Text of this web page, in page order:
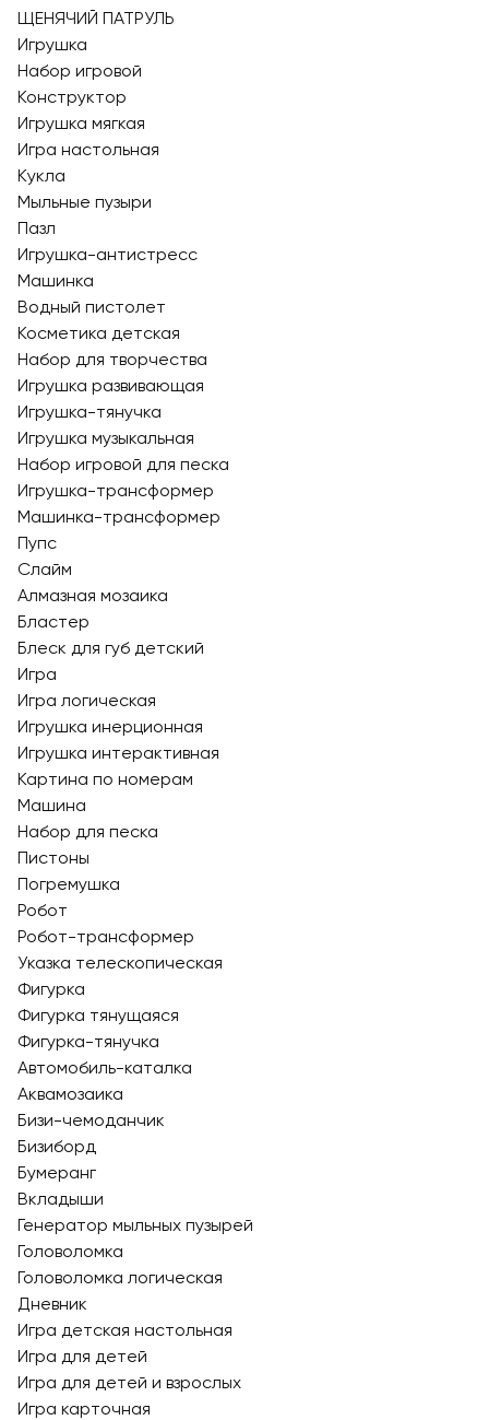
ЩЕНЯЧИЙ ПАТРУЛЬ
Игрушка
Набор игровой
Конструктор
Игрушка мягкая
Игра настольная
Кукла
Мыльные пузыри
Пазл
Игрушка-антистресс
Машинка
Водный пистолет
Косметика детская
Набор для творчества
Игрушка развивающая
Игрушка-тянучка
Игрушка музыкальная
Набор игровой для песка
Игрушка-трансформер
Машинка-трансформер
Пупс
Слайм
Алмазная мозаика
Бластер
Блеск для губ детский
Игра
Игра логическая
Игрушка инерционная
Игрушка интерактивная
Картина по номерам
Машина
Набор для песка
Пистоны
Погремушка
Робот
Робот-трансформер
Указка телескопическая
Фигурка
Фигурка тянущаяся
Фигурка-тянучка
Автомобиль-каталка
Аквамозаика
Бизи-чемоданчик
Бизиборд
Бумеранг
Вкладыши
Генератор мыльных пузырей
Головоломка
Головоломка логическая
Дневник
Игра детская настольная
Игра для детей
Игра для детей и взрослых
Игра карточная